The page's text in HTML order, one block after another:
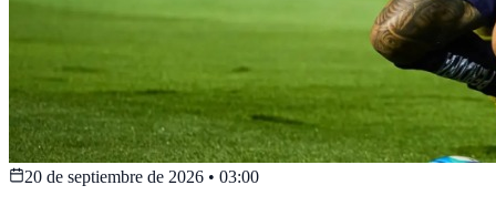
20 de septiembre de 2026 • 03:00